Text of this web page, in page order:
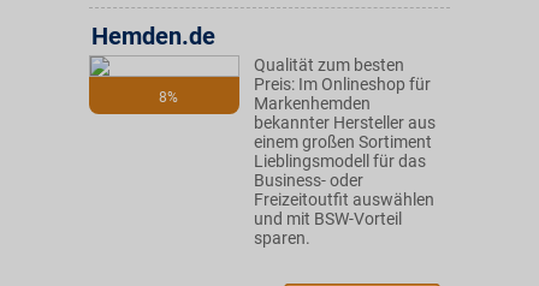
8%
Hemden.de
Qualität zum besten
Preis: Im Onlineshop für
Markenhemden
bekannter Hersteller aus
einem großen Sortiment
Lieblingsmodell für das
Business- oder
Freizeitoutfit auswählen
und mit BSW-Vorteil
sparen.